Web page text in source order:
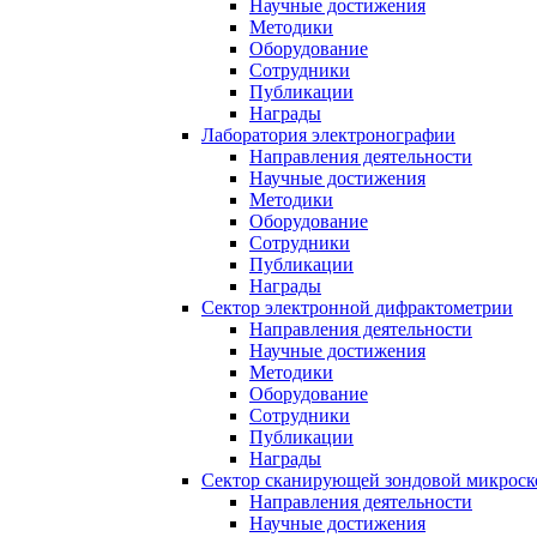
Научные достижения
Методики
Оборудование
Сотрудники
Публикации
Награды
Лаборатория электронографии
Направления деятельности
Научные достижения
Методики
Оборудование
Сотрудники
Публикации
Награды
Сектор электронной дифрактометрии
Направления деятельности
Научные достижения
Методики
Оборудование
Сотрудники
Публикации
Награды
Сектор сканирующей зондовой
Направления деятельности
Научные достижения